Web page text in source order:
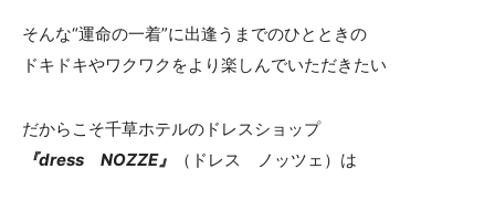
そんな“運命の一着”に出逢うまでのひとときの
ドキドキやワクワクをより楽しんでいただきたい
だからこそ千草ホテルのドレスショップ
『dress NOZZE』
（ドレス ノッツェ）は